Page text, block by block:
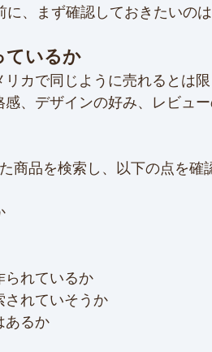
、まず確認しておきたいのは
ているか
カで同じように売れるとは限
、デザインの好み、レビュ
品を検索し、以下の点を確
られているか
されていそうか
あるか